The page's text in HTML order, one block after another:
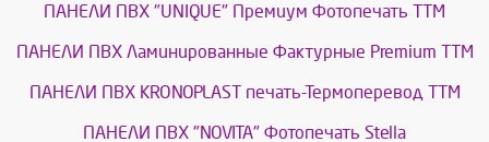
ПАНЕЛИ ПВХ "UNIQUE" Премиум Фотопечать ТТМ
ПАНЕЛИ ПВХ Ламинированные Фактурные Premium ТТМ
ПАНЕЛИ ПВХ KRONOPLAST печать-Термоперевод ТТМ
ПАНЕЛИ ПВХ "NOVITA" Фотопечать Stella